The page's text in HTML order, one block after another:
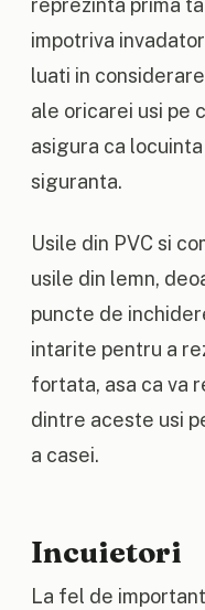
reprezinta prima
impotriva
luati in
ale oricarei usi pe
asigura ca
siguranta.
Usile din PVC si
usile din lemn,
puncte de
intarite pentru a
fortata, asa ca va
dintre aceste usi
a casei.
Incuietori
La fel de